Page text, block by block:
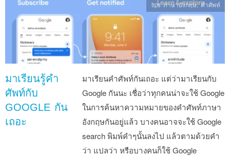
มาเรียนรู้คำ
ศัพท์กับ
GOOGLE กัน
เถอะ
มาเรียนคำศัพท์กันเถอะ แต่ว่ามาเรียนกับ
Google กันนะ เชื่อว่าทุกคนน่าจะใช้ Google
ในการค้นหาความหมายของคำศัพท์ภาษา
อังกฤษกันอยู่แล้ว บางคนอาจจะใช้ Google
search พิมพ์คำๆนั้นลงไป แล้วตามด้วยคำ
ว่า แปลว่า หรือบางคนก็ใช้ Google
tips ภาษาอังกฤษ,คำศัพท์